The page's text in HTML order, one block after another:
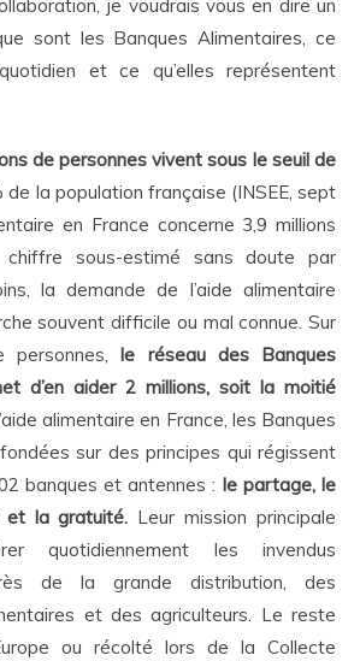
je voudrais vous en dire un
sont les Banques Alimentaires, ce
et ce qu’elles représentent
de personnes vivent sous le seuil de
de la population française (INSEE, sept
en France concerne 3,9 millions
sous-estimé sans doute par
la demande de l’aide alimentaire
souvent difficile ou mal connue. Sur
le réseau des Banques
d’en aider 2 millions, soit la moitié
alimentaire en France, les Banques
sur des principes qui régissent
banques et antennes : le partage, le
et la gratuité. Leur mission principale
quotidiennement les invendus
de la grande distribution, des
et des agriculteurs. Le reste
ou récolté lors de la Collecte